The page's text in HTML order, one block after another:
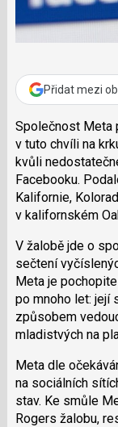
Přidat mezi
Společnost Meta
v tuto chvíli na
kvůli
Facebooku.
Kalifornie,
v kalifornském
V žalobě jde o
sečtení
Meta je
po mnoho let: její
způsobem
mladistvých na
Meta dle
na sociálních
stav. Ke smůle
Rogers žalobu,